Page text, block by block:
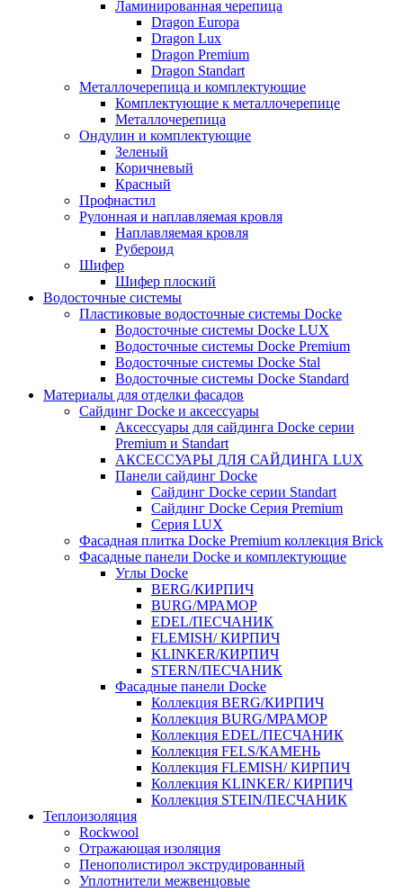
Ламинированная черепица
Dragon Europa
Dragon Lux
Dragon Premium
Dragon Standart
Металлочерепица и комплектующие
Комплектующие к металлочерепице
Металлочерепица
Ондулин и комплектующие
Зеленый
Коричневый
Красный
Профнастил
Рулонная и наплавляемая кровля
Наплавляемая кровля
Рубероид
Шифер
Шифер плоский
Водосточные системы
Пластиковые водосточные системы Docke
Водосточные системы Docke LUX
Водосточные системы Docke Premium
Водосточные системы Docke Stal
Водосточные системы Docke Standard
Материалы для отделки фасадов
Сайдинг Docke и аксессуары
Аксессуары для сайдинга Docke серии
Premium и Standart
АКСЕССУАРЫ ДЛЯ САЙДИНГА LUX
Панели сайдинг Docke
Cайдинг Docke серии Standart
Сайдинг Docke Серия Premium
Серия LUX
Фасадная плитка Docke Premium коллекция Brick
Фасадные панели Docke и комплектующие
Углы Docke
BERG/КИРПИЧ
BURG/МРАМОР
EDEL/ПЕСЧАНИК
FLEMISH/ КИРПИЧ
KLINKER/КИРПИЧ
STERN/ПЕСЧАНИК
Фасадные панели Docke
Коллекция BERG/КИРПИЧ
Коллекция BURG/МРАМОР
Коллекция EDEL/ПЕСЧАНИК
Коллекция FELS/КАМЕНЬ
Коллекция FLEMISH/ КИРПИЧ
Коллекция KLINKER/ КИРПИЧ
Коллекция STEIN/ПЕСЧАНИК
Теплоизоляция
Rockwool
Отражающая изоляция
Пенополистирол экструдированный
Уплотнители межвенцовые